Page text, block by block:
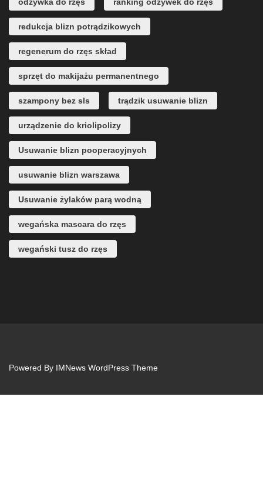
odżywka do rzęs ranking odżywek do rzęs
redukcja blizn potrądzikowych
regenerum do rzęs skład
sprzęt do makijażu permanentnego
szampony bez sls trądzik usuwanie blizn
urządzenie do kriolipolizy
Usuwanie blizn pooperacyjnych
usuwanie blizn warszawa
Usuwanie żylaków parą wodną
wegańska mascara do rzęs
wegański tusz do rzęs
Powered By IMNews WordPress Theme